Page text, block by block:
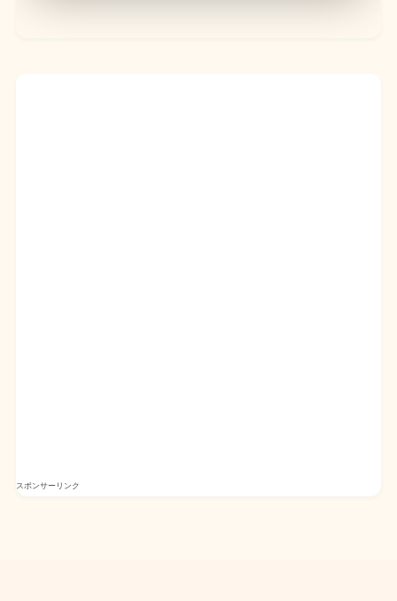
スポンサーリンク